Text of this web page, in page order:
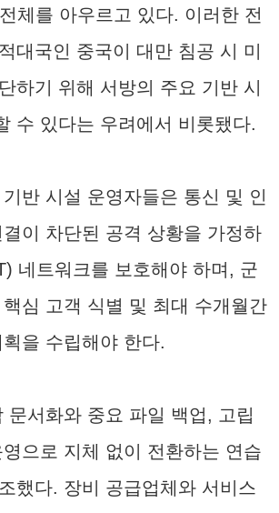
체를 아우르고 있다. 이러한 전
대국인 중국이 대만 침공 시 미
하기 위해 서방의 주요 기반 시
수 있다는 우려에서 비롯됐다.
반 시설 운영자들은 통신 및 인
이 차단된 공격 상황을 가정하
네트워크를 보호해야 하며, 군
심 고객 식별 및 최대 수개월간
을 수립해야 한다.
문서화와 중요 파일 백업, 고립
으로 지체 없이 전환하는 연습
했다. 장비 공급업체와 서비스